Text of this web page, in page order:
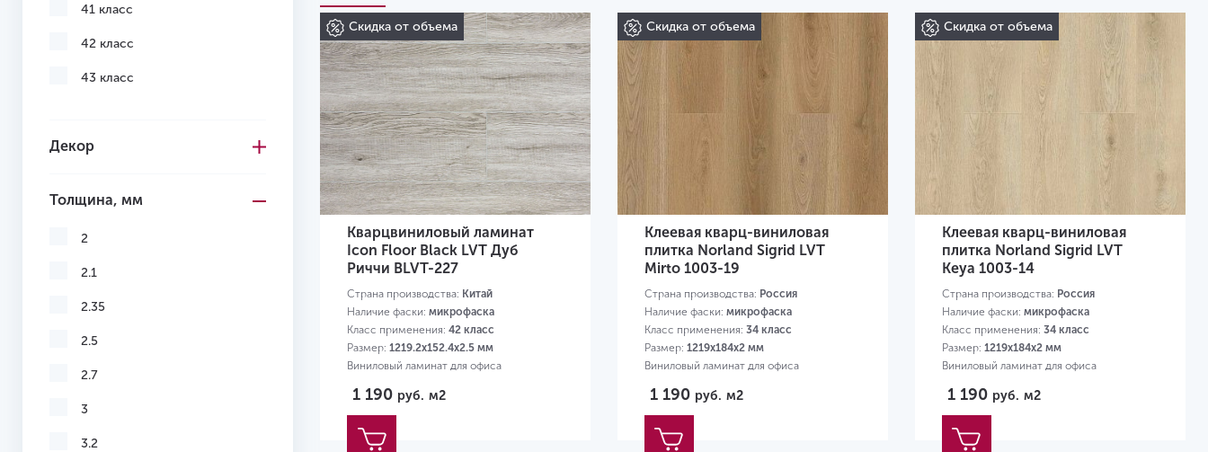
41 класс
42 класс
43 класс
Декор
Толщина, мм
2
2.1
2.35
2.5
2.7
3
3.2
Скидка от объема
Кварцвиниловый ламинат
Icon Floor Black LVT Дуб
Риччи BLVT-227
Страна производства: Китай
Наличие фаски: микрофаска
Класс применения: 42 класс
Размер: 1219.2х152.4х2.5 мм
Виниловый ламинат для офиса
1 190 руб. м2
Скидка от объема
Клеевая кварц-виниловая
плитка Norland Sigrid LVT
Mirto 1003-19
Страна производства: Россия
Наличие фаски: микрофаска
Класс применения: 34 класс
Размер: 1219х184х2 мм
Виниловый ламинат для офиса
1 190 руб. м2
Скидка от объема
Клеевая кварц-виниловая
плитка Norland Sigrid LVT
Keya 1003-14
Страна производства: Россия
Наличие фаски: микрофаска
Класс применения: 34 класс
Размер: 1219х184х2 мм
Виниловый ламинат для офиса
1 190 руб. м2